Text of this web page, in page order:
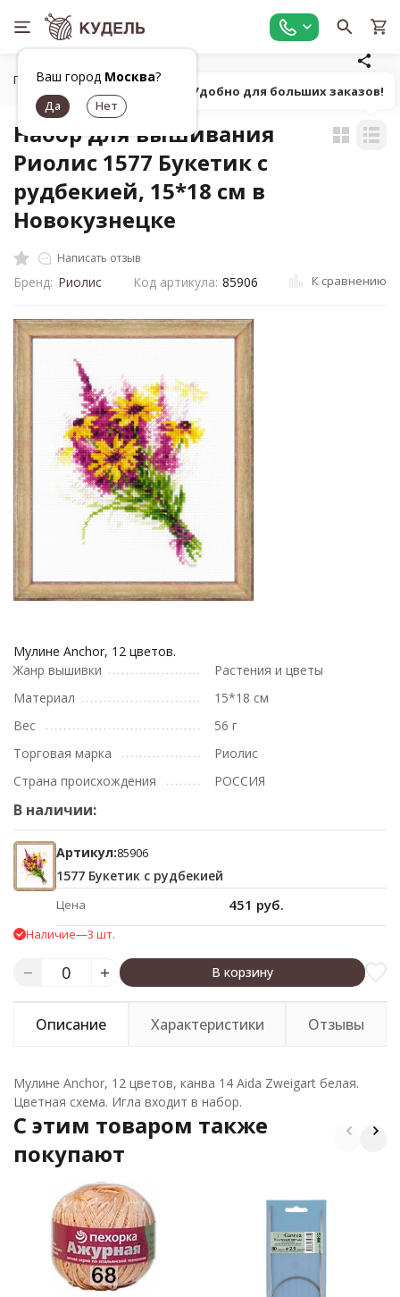
Ваш город Москва?
Главная Товары для вышивания
Набор для вышивания
Риолис 1577 Букетик с
рудбекией, 15*18 см в
Новокузнецке
Написать отзыв
Бренд: Риолис Код артикула: 85906 К сравнению
Мулине Anchor, 12 цветов.
Жанр вышивки
Растения и цветы
Материал
15*18 см
Вес
56 г
Торговая марка
Риолис
Страна происхождения
РОССИЯ
В наличии:
Артикул:85906
1577 Букетик с рудбекией
Цена 451 руб.
Наличие—3 шт.
В корзину
Описание Характеристики Отзывы
Мулине Anchor, 12 цветов, канва 14 Aida Zweigart белая.
Цветная схема. Игла входит в набор.
C этим товаром также
покупают
Попробуй! Удобно для больших заказов!